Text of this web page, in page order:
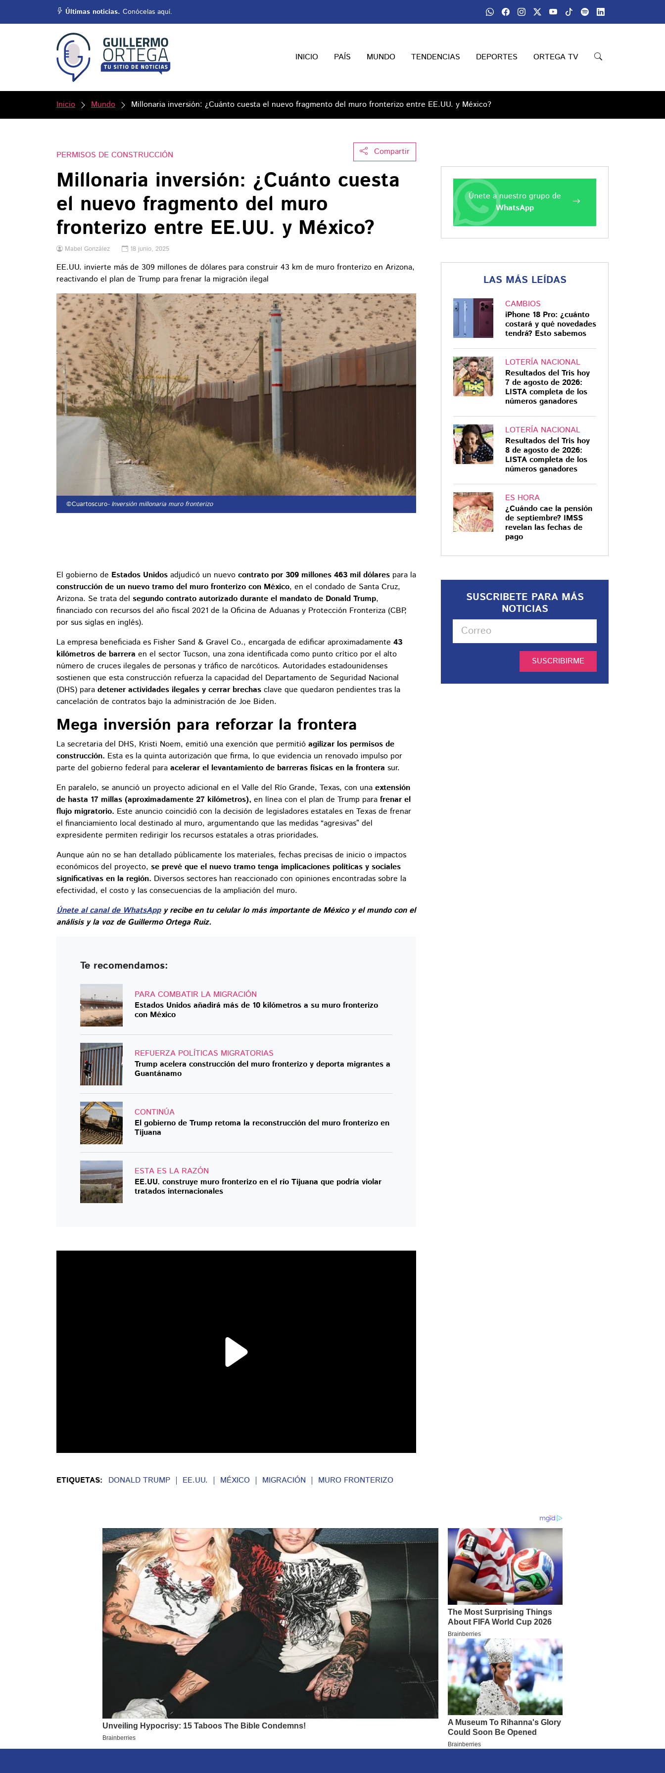
Últimas noticias. Conócelas aquí.
INICIO PAÍS MUNDO TENDENCIAS DEPORTES ORTEGA TV
Inicio Mundo Millonaria inversión: ¿Cuánto cuesta el nuevo fragmento del muro fronterizo entre EE.UU. y México?
Compartir
PERMISOS DE CONSTRUCCIÓN
Millonaria inversión: ¿Cuánto cuesta
el nuevo fragmento del muro
fronterizo entre EE.UU. y México?
Mabel González 18 junio, 2025
EE.UU. invierte más de 309 millones de dólares para construir 43 km de muro fronterizo en Arizona,
reactivando el plan de Trump para frenar la migración ilegal
©Cuartoscuro- Inversión millonaria muro fronterizo
El gobierno de Estados Unidos adjudicó un nuevo contrato por 309 millones 463 mil dólares para la
construcción de un nuevo tramo del muro fronterizo con México, en el condado de Santa Cruz,
Arizona. Se trata del segundo contrato autorizado durante el mandato de Donald Trump,
financiado con recursos del año fiscal 2021 de la Oficina de Aduanas y Protección Fronteriza (CBP,
por sus siglas en inglés).
La empresa beneficiada es Fisher Sand & Gravel Co., encargada de edificar aproximadamente 43
kilómetros de barrera en el sector Tucson, una zona identificada como punto crítico por el alto
número de cruces ilegales de personas y tráfico de narcóticos. Autoridades estadounidenses
sostienen que esta construcción refuerza la capacidad del Departamento de Seguridad Nacional
(DHS) para detener actividades ilegales y cerrar brechas clave que quedaron pendientes tras la
cancelación de contratos bajo la administración de Joe Biden.
Mega inversión para reforzar la frontera
La secretaria del DHS, Kristi Noem, emitió una exención que permitió agilizar los permisos de
construcción. Esta es la quinta autorización que firma, lo que evidencia un renovado impulso por
parte del gobierno federal para acelerar el levantamiento de barreras físicas en la frontera sur.
En paralelo, se anunció un proyecto adicional en el Valle del Río Grande, Texas, con una extensión
de hasta 17 millas (aproximadamente 27 kilómetros), en línea con el plan de Trump para frenar el
flujo migratorio. Este anuncio coincidió con la decisión de legisladores estatales en Texas de frenar
el financiamiento local destinado al muro, argumentando que las medidas “agresivas” del
expresidente permiten redirigir los recursos estatales a otras prioridades.
Aunque aún no se han detallado públicamente los materiales, fechas precisas de inicio o impactos
económicos del proyecto, se prevé que el nuevo tramo tenga implicaciones políticas y sociales
significativas en la región. Diversos sectores han reaccionado con opiniones encontradas sobre la
efectividad, el costo y las consecuencias de la ampliación del muro.
Únete al canal de WhatsAppy recibe en tu celular lo más importante de México y el mundo con el
análisis y la voz de Guillermo Ortega Ruiz.
Te recomendamos:
PARA COMBATIR LA MIGRACIÓN
Estados Unidos añadirá más de 10 kilómetros a su muro fronterizo
con México
REFUERZA POLÍTICAS MIGRATORIAS
Trump acelera construcción del muro fronterizo y deporta migrantes a
Guantánamo
CONTINÚA
El gobierno de Trump retoma la reconstrucción del muro fronterizo en
Tijuana
ESTA ES LA RAZÓN
EE.UU. construye muro fronterizo en el río Tijuana que podría violar
tratados internacionales
ETIQUETAS: DONALD TRUMP EE.UU. MÉXICO MIGRACIÓN MURO FRONTERIZO
Únete a nuestro grupo de
WhatsApp
LAS MÁS LEÍDAS
CAMBIOS
iPhone 18 Pro: ¿cuánto
costará y qué novedades
tendrá? Esto sabemos
LOTERÍA NACIONAL
Resultados del Tris hoy
7 de agosto de 2026:
LISTA completa de los
números ganadores
LOTERÍA NACIONAL
Resultados del Tris hoy
8 de agosto de 2026:
LISTA completa de los
números ganadores
ES HORA
¿Cuándo cae la pensión
de septiembre? IMSS
revelan las fechas de
pago
SUSCRIBETE PARA MÁS
NOTICIAS
SUSCRIBIRME